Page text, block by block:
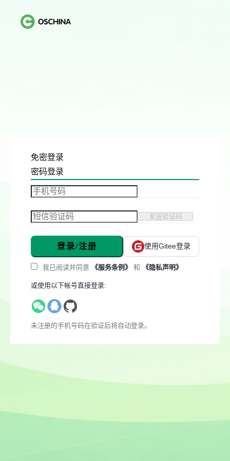
免密登录
密码登录
发送验证码
登录/注册 使用Gitee登录
我已阅读并同意 《服务条例》 和 《隐私声明》
或使用以下帐号直接登录:
未注册的手机号码在验证后将自动登录。